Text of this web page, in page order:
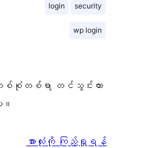
login security
wp login
စ်စုံတစ်ရာ တင်သွင်းထား
။
သုံးသပ်
အားလုံးကို ကြည့်ရှုရန်